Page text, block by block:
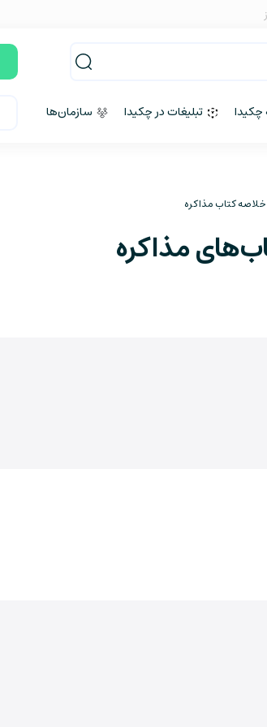
چکیدا تبلیغات در چکیدا سازمان‌ها
خلاصه کتاب مذاکره
مذاکره